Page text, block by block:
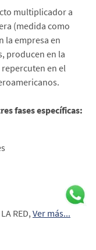
multiplicador a
(medida como
la empresa en
producen en la
en el
fases específicas:
RED,Ver más...